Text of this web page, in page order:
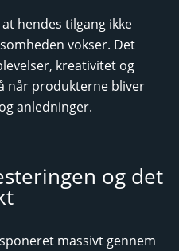
hendes tilgang ikke
vokser. Det
kreativitet og
når produkterne bliver
anledninger.
og det
massivt gennem